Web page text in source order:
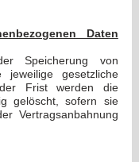
Daten
Speicherung von
jeweilige gesetzliche
der Frist werden die
gelöscht, sofern sie
Vertragsanbahnung